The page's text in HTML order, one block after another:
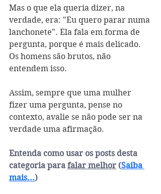
Mas o que ela queria dizer, na
verdade, era: "Eu quero parar numa
lanchonete". Ela fala em forma de
pergunta, porque é mais delicado.
Os homens são brutos, não
entendem isso.
Assim, sempre que uma mulher
fizer uma pergunta, pense no
contexto, avalie se não pode ser na
verdade uma afirmação.
Entenda como usar os posts desta
categoria para falar melhor (Saiba
mais...)